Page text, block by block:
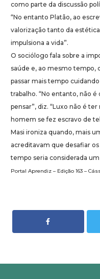
como parte da discussão
“No entanto Platão, ao
valorização tanto da
impulsiona a vida”.
O sociólogo fala sobre a
saúde e, ao mesmo tempo,
passar mais tempo
trabalho. “No entanto, não
pensar”, diz. “Luxo não é
homem se fez escravo de
Masi ironiza quando, mais
acreditavam que desafiar
tempo seria considerada
Portal Aprendiz – Edição 163 –